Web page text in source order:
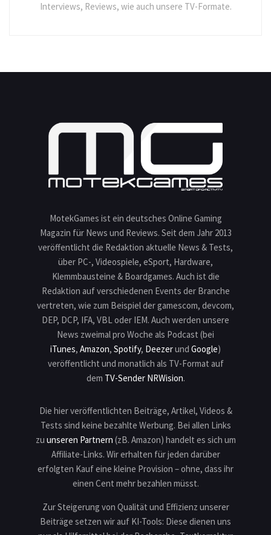
Interviews, Reviews, wie auch unsere TV-Formate.
MotekGames ist ein deutsches Online Gaming
Magazin für News und Reviews. Seit dem Jahr 2013
veröffentlicht die Redaktion aktuelle News & Tests,
über PC-, Videospiele, eSport, Hardware,
Klemmbausteine & Boardgames. Auch ist die
Redaktion auf verschiedenen Events der Branche
vertreten, wie zum Beispiel der gamescom, devcom,
DEP, DCP, IFA, VBL oder IEM. Auch werden unsere
News zweimal pro Woche als Podcast (bei
iTunes, Amazon, Spotify, Deezerund Google)
veröffentlicht und monatlich als TV-Format auf
dem TV-Sender NRWision.
Die hier veröffentlichten Beiträge, Artikel, Videos &
Tests sind keine bezahlte Werbung. Bei allen Links
zu unseren Partnern (zB. Amazon) handelt es sich um
Affiliate-Links. Wir erhalten für jeden darüber
erfolgten Kauf eine kleine Provision – ohne, dass ihr
einen Cent mehr bezahlen müsst.
Zur Steigerung von Qualität und Effizienz unserer
Beiträge setzen wir auf KI-Tools: Diese dienen uns